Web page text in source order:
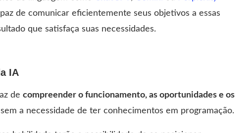
de comunicar eficientemente seus objetivos a essas
que satisfaça suas necessidades.
IA
de compreender o funcionamento, as oportunidades e os
sem a necessidade de ter conhecimentos em programação.